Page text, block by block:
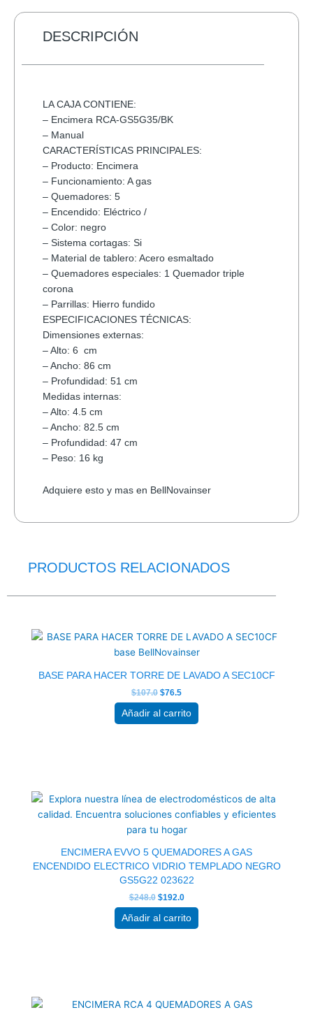
DESCRIPCIÓN
LA CAJA CONTIENE:
– Encimera RCA-GS5G35/BK
– Manual
CARACTERÍSTICAS PRINCIPALES:
– Producto: Encimera
– Funcionamiento: A gas
– Quemadores: 5
– Encendido: Eléctrico /
– Color: negro
– Sistema cortagas: Si
– Material de tablero: Acero esmaltado
– Quemadores especiales: 1 Quemador triple
corona
– Parrillas: Hierro fundido
ESPECIFICACIONES TÉCNICAS:
Dimensiones externas:
– Alto: 6 cm
– Ancho: 86 cm
– Profundidad: 51 cm
Medidas internas:
– Alto: 4.5 cm
– Ancho: 82.5 cm
– Profundidad: 47 cm
– Peso: 16 kg
Adquiere esto y mas en BellNovainser
PRODUCTOS RELACIONADOS
BASE PARA HACER TORRE DE LAVADO A SEC10CF
$107.0
original
era:
$107.0.
$76.5
actual
es:
$76.5.
Añadir al carrito
ENCIMERA EVVO 5 QUEMADORES A GAS
ENCENDIDO ELECTRICO VIDRIO TEMPLADO NEGRO
GS5G22 023622
$248.0
original
era:
$248.0.
$192.0
actual
es:
$192.0.
Añadir al carrito
originalactual